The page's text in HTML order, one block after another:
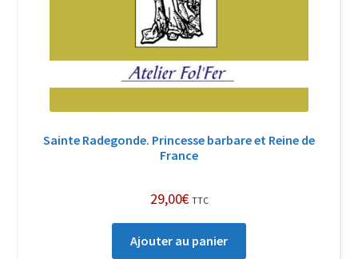
Sainte Radegonde. Princesse barbare et Reine de
France
29,00€ TTC
Ajouter au panier